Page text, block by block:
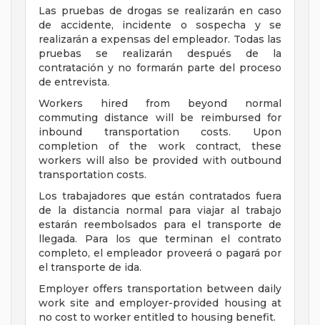
Las pruebas de drogas se realizarán en caso
de accidente, incidente o sospecha y se
realizarán a expensas del empleador. Todas las
pruebas se realizarán después de la
contratación y no formarán parte del proceso
de entrevista.
Workers hired from beyond normal
commuting distance will be reimbursed for
inbound transportation costs. Upon
completion of the work contract, these
workers will also be provided with outbound
transportation costs.
Los trabajadores que están contratados fuera
de la distancia normal para viajar al trabajo
estarán reembolsados para el transporte de
llegada. Para los que terminan el contrato
completo, el empleador proveerá o pagará por
el transporte de ida.
Employer offers transportation between daily
work site and employer-provided housing at
no cost to worker entitled to housing benefit.